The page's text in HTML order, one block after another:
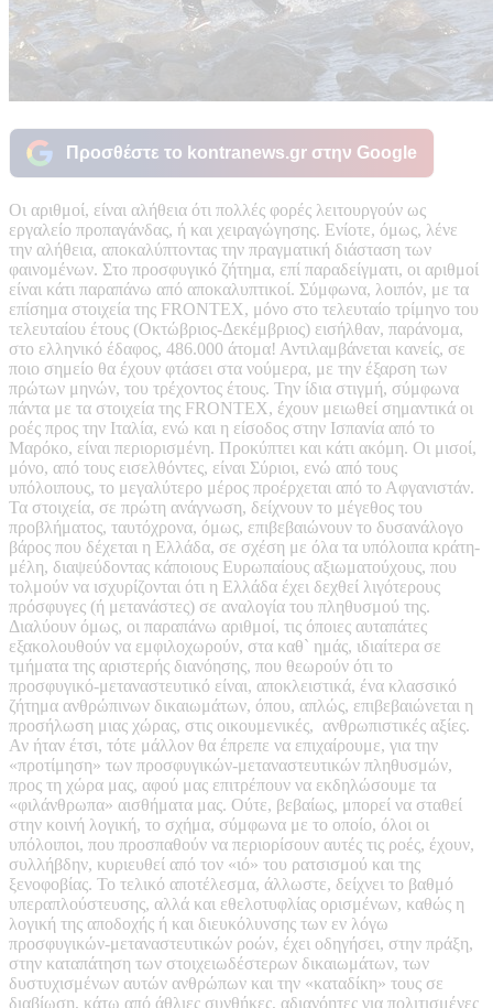
Προσθέστε το kontranews.gr στην Google
Οι αριθμοί, είναι αλήθεια ότι πολλές φορές λειτουργούν ως
εργαλείο προπαγάνδας, ή και χειραγώγησης. Ενίοτε, όμως, λένε
την αλήθεια, αποκαλύπτοντας την πραγματική διάσταση των
φαινομένων. Στο προσφυγικό ζήτημα, επί παραδείγματι, οι αριθμοί
είναι κάτι παραπάνω από αποκαλυπτικοί. Σύμφωνα, λοιπόν, με τα
επίσημα στοιχεία της FRONTEX, μόνο στο τελευταίο τρίμηνο του
τελευταίου έτους (Οκτώβριος-Δεκέμβριος) εισήλθαν, παράνομα,
στο ελληνικό έδαφος, 486.000 άτομα! Αντιλαμβάνεται κανείς, σε
ποιο σημείο θα έχουν φτάσει στα νούμερα, με την έξαρση των
πρώτων μηνών, του τρέχοντος έτους. Την ίδια στιγμή, σύμφωνα
πάντα με τα στοιχεία της FRONTEX, έχουν μειωθεί σημαντικά οι
ροές προς την Ιταλία, ενώ και η είσοδος στην Ισπανία από το
Μαρόκο, είναι περιορισμένη. Προκύπτει και κάτι ακόμη. Οι μισοί,
μόνο, από τους εισελθόντες, είναι Σύριοι, ενώ από τους
υπόλοιπους, το μεγαλύτερο μέρος προέρχεται από το Αφγανιστάν.
Τα στοιχεία, σε πρώτη ανάγνωση, δείχνουν το μέγεθος του
προβλήματος, ταυτόχρονα, όμως, επιβεβαιώνουν το δυσανάλογο
βάρος που δέχεται η Ελλάδα, σε σχέση με όλα τα υπόλοιπα κράτη-
μέλη, διαψεύδοντας κάποιους Ευρωπαίους αξιωματούχους, που
τολμούν να ισχυρίζονται ότι η Ελλάδα έχει δεχθεί λιγότερους
πρόσφυγες (ή μετανάστες) σε αναλογία του πληθυσμού της.
Διαλύουν όμως, οι παραπάνω αριθμοί, τις όποιες αυταπάτες
εξακολουθούν να εμφιλοχωρούν, στα καθ` ημάς, ιδιαίτερα σε
τμήματα της αριστερής διανόησης, που θεωρούν ότι το
προσφυγικό-μεταναστευτικό είναι, αποκλειστικά, ένα κλασσικό
ζήτημα ανθρώπινων δικαιωμάτων, όπου, απλώς, επιβεβαιώνεται η
προσήλωση μιας χώρας, στις οικουμενικές, ανθρωπιστικές αξίες.
Αν ήταν έτσι, τότε μάλλον θα έπρεπε να επιχαίρουμε, για την
«προτίμηση» των προσφυγικών-μεταναστευτικών πληθυσμών,
προς τη χώρα μας, αφού μας επιτρέπουν να εκδηλώσουμε τα
«φιλάνθρωπα» αισθήματα μας. Ούτε, βεβαίως, μπορεί να σταθεί
στην κοινή λογική, το σχήμα, σύμφωνα με το οποίο, όλοι οι
υπόλοιποι, που προσπαθούν να περιορίσουν αυτές τις ροές, έχουν,
συλλήβδην, κυριευθεί από τον «ιό» του ρατσισμού και της
ξενοφοβίας. Το τελικό αποτέλεσμα, άλλωστε, δείχνει το βαθμό
υπεραπλούστευσης, αλλά και εθελοτυφλίας ορισμένων, καθώς η
λογική της αποδοχής ή και διευκόλυνσης των εν λόγω
προσφυγικών-μεταναστευτικών ροών, έχει οδηγήσει, στην πράξη,
στην καταπάτηση των στοιχειωδέστερων δικαιωμάτων, των
δυστυχισμένων αυτών ανθρώπων και την «καταδίκη» τους σε
διαβίωση, κάτω από άθλιες συνθήκες, αδιανόητες για πολιτισμένες